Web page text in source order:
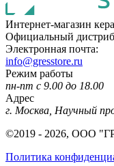
Интернет-магазин
Официальный
Электронная почта:
info@gresstore.ru
Режим работы
пн-пт с 9.00 до 18.00
Адрес
г. Москва, Научный
©2019 - 2026, ООО
Политика